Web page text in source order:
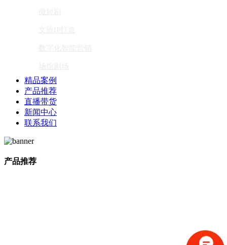
精品案例
产品推荐
直播带货
新闻中心
联系我们
产品推荐